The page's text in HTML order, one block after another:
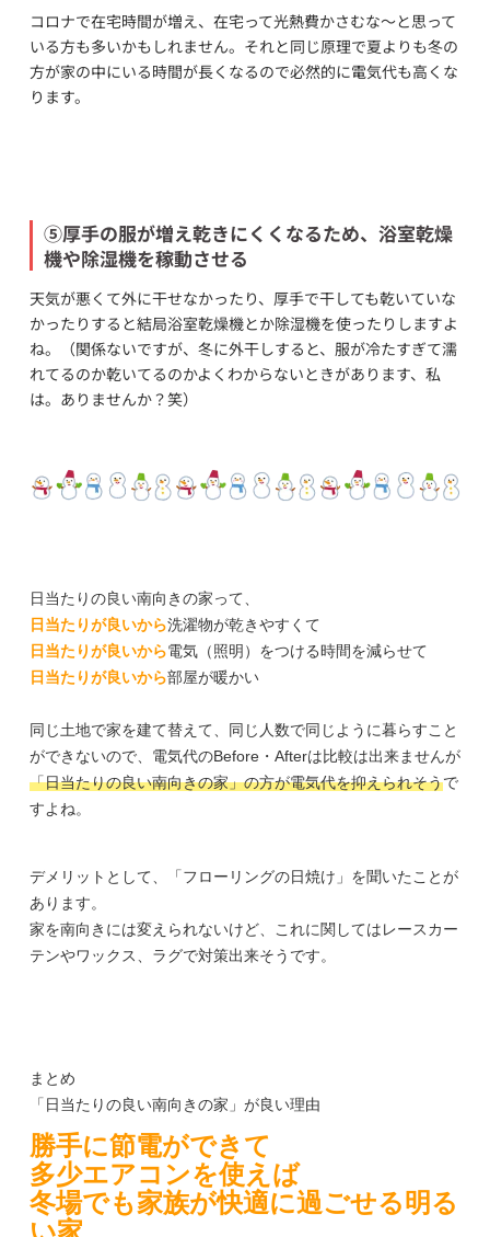
コロナで在宅時間が増え、在宅って光熱費かさむな～と思って
いる方も多いかもしれません。それと同じ原理で夏よりも冬の
方が家の中にいる時間が長くなるので必然的に電気代も高くな
ります。
⑤厚手の服が増え乾きにくくなるため、浴室乾燥
機や除湿機を稼動させる
天気が悪くて外に干せなかったり、厚手で干しても乾いていな
かったりすると結局浴室乾燥機とか除湿機を使ったりしますよ
ね。（関係ないですが、冬に外干しすると、服が冷たすぎて濡
れてるのか乾いてるのかよくわからないときがあります、私
は。ありませんか？笑）
日当たりの良い南向きの家って、
日当たりが良いから洗濯物が乾きやすくて
日当たりが良いから電気（照明）をつける時間を減らせて
日当たりが良いから部屋が暖かい
同じ土地で家を建て替えて、同じ人数で同じように暮らすこと
ができないので、電気代のBefore・Afterは比較は出来ませんが
「日当たりの良い南向きの家」の方が電気代を抑えられそうで
すよね。
デメリットとして、「フローリングの日焼け」を聞いたことが
あります。
家を南向きには変えられないけど、これに関してはレースカー
テンやワックス、ラグで対策出来そうです。
まとめ
「日当たりの良い南向きの家」が良い理由
勝手に節電ができて
多少エアコンを使えば
冬場でも家族が快適に過ごせる明る
い家